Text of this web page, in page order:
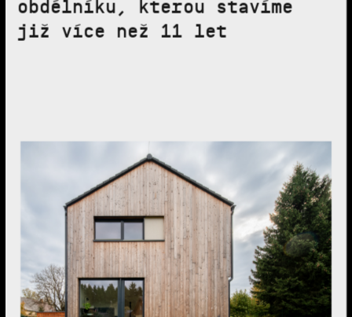
obdélníku, kterou stavíme
již více než 11 let